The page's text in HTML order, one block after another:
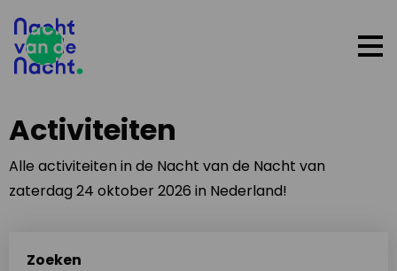
Activiteiten
Alle activiteiten in de Nacht van de Nacht van
zaterdag 24 oktober 2026 in Nederland!
Zoeken